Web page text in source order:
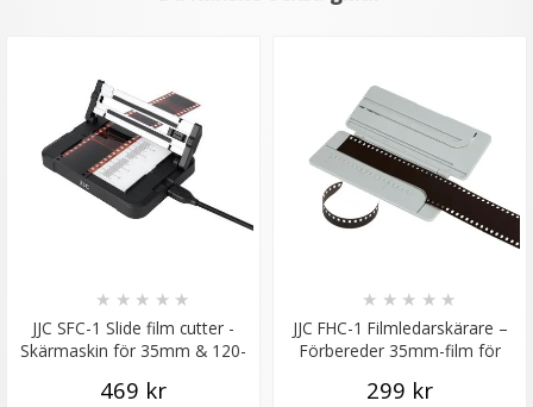
JJC SFC-1 Slide film cutter -
Skärmaskin för 35mm & 120-
★ ★ ★ ★ ★
469 kr
JJC FHC-1 Filmledarskärare –
Förbereder 35mm-film för
★ ★ ★ ★ ★
299 kr